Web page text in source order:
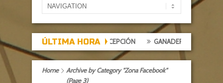
ÚLTIMA HORA
EXPECTACIÓN, TARDE DE DECEPCIÓN GANADERÍAS:
Home
Archive by Category "Zona Facebook"
(Page 3)